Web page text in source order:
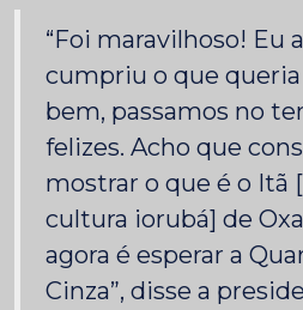
“Foi maravilhoso! Eu
cumpriu o que queria
bem, passamos no
felizes. Acho que
mostrar o que é o Itã
cultura iorubá] de
agora é esperar a
Cinza”, disse a